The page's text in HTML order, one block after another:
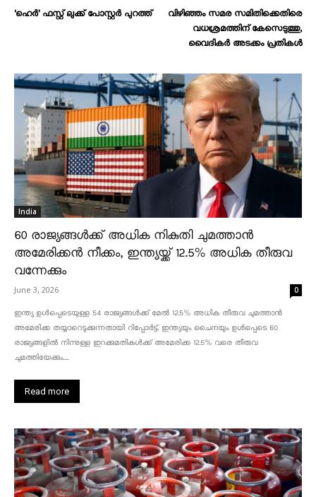
‘ഹെർ’ ഫസ്റ്റ് ലുക്ക് പോസ്റ്റര്‍ പുറത്ത്
വിഴിഞ്ഞം സമര സമിതിക്കെതിരെ
വധശ്രമത്തിന് കേസെടുത്തു,
വൈദികർ അടക്കം പ്രതികൾ
India
60 രാജ്യങ്ങൾക്ക് അധിക നികുതി ചുമത്താൻ
അമേരിക്കൻ നീക്കം, ഇന്ത്യയ്ക്ക് 12.5% അധിക തീരുവ
വന്നേക്കും
June 3, 2026 0
ഇന്ത്യ ഉൾപ്പെടെയുള്ള 54 രാജ്യങ്ങൾക്ക് മേൽ 12.5% അധിക തീരുവ ചുമത്താൻ
അമേരിക്ക തയ്യാറെടുക്കുന്നതായി റിപ്പോർട്ട്. ഇന്ത്യയും ചൈനയും ഉൾപ്പെടെ 60
രാജ്യങ്ങളിൽ നിന്നുള്ള ഇറക്കുമതികൾക്ക് അമേരിക്ക 12.5% ​​വരെ തീരുവ
ചുമത്തിയേക്കും....
Read more